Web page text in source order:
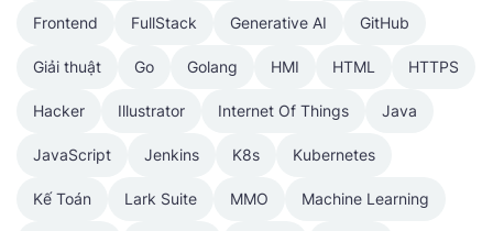
Frontend FullStack Generative AI GitHub
Giải thuật Go Golang HMI HTML HTTPS
Hacker Illustrator Internet Of Things Java
JavaScript Jenkins K8s Kubernetes
Kế Toán Lark Suite MMO Machine Learning